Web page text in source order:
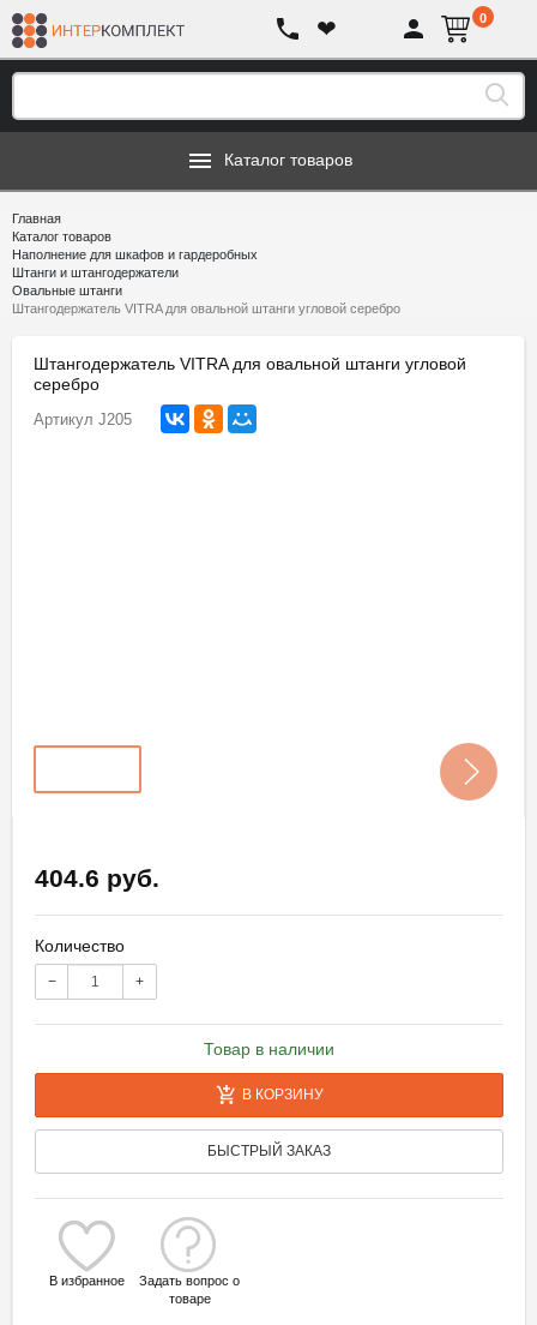
❤ 0
Каталог товаров
Главная
Каталог товаров
Наполнение для шкафов и гардеробных
Штанги и штангодержатели
Овальные штанги
Штангодержатель VITRA для овальной штанги угловой серебро
Штангодержатель VITRA для овальной штанги угловой
серебро
Артикул J205
404.6 руб.
Количество
− +
Товар в наличии
В КОРЗИНУ
БЫСТРЫЙ ЗАКАЗ
В избранное
Задать вопрос о
товаре